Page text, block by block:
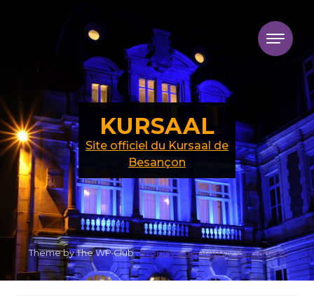
KURSAAL
Site officiel du Kursaal de
Besançon
Theme by The WP Club .Proudly powered by WordPress